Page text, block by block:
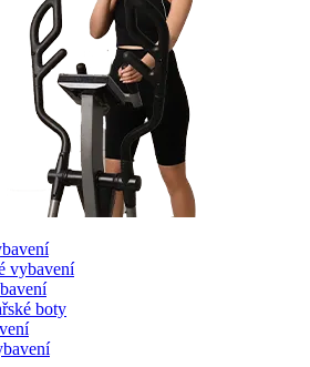
vybavení
boty